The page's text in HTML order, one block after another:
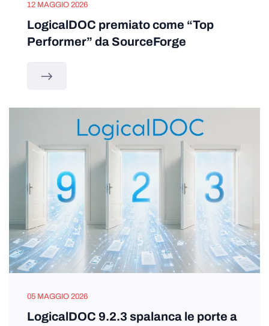
12 MAGGIO 2026
LogicalDOC premiato come “Top
Performer” da SourceForge
05 MAGGIO 2026
LogicalDOC 9.2.3 spalanca le porte a